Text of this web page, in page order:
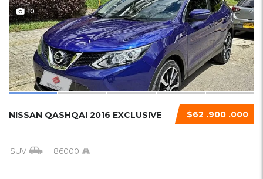
10
$62 .900 .000
NISSAN QASHQAI 2016 EXCLUSIVE
SUV 86000